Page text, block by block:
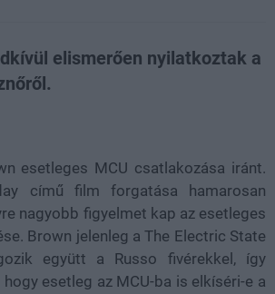
elismerően nyilatkoztak a
esetleges MCU csatlakozása iránt.
című film forgatása hamarosan
nagyobb figyelmet kap az esetleges
Brown jelenleg a The Electric State
együtt a Russo fivérekkel, így
esetleg az MCU-ba is elkíséri-e a